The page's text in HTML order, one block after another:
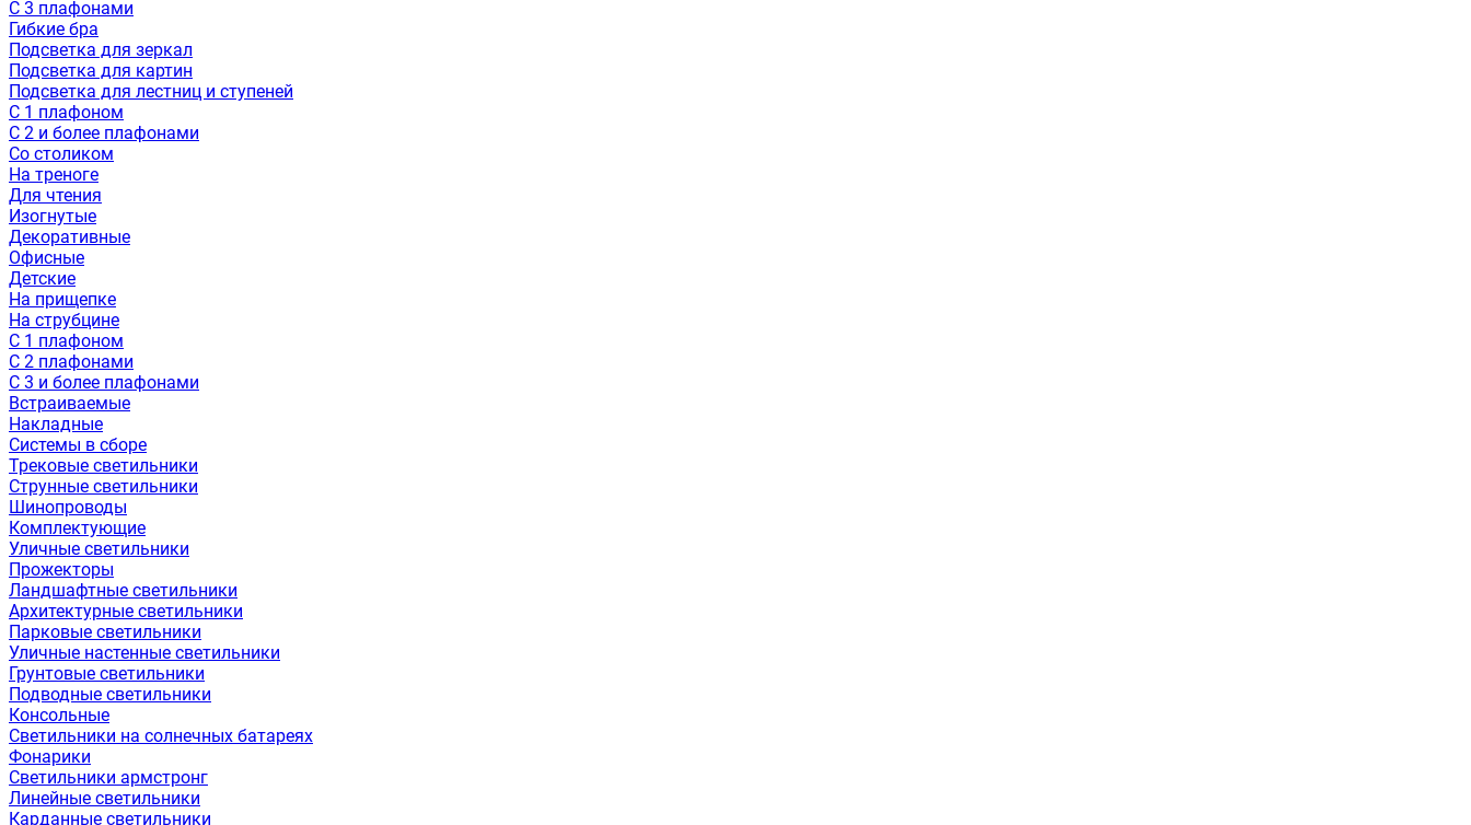
С 3 плафонами
Гибкие бра
Подсветка для зеркал
Подсветка для картин
Подсветка для лестниц и ступеней
С 1 плафоном
С 2 и более плафонами
Со столиком
На треноге
Для чтения
Изогнутые
Декоративные
Офисные
Детские
На прищепке
На струбцине
С 1 плафоном
С 2 плафонами
С 3 и более плафонами
Встраиваемые
Накладные
Системы в сборе
Трековые светильники
Струнные светильники
Шинопроводы
Комплектующие
Уличные светильники
Прожекторы
Ландшафтные светильники
Архитектурные светильники
Парковые светильники
Уличные настенные светильники
Грунтовые светильники
Подводные светильники
Консольные
Светильники на солнечных батареях
Фонарики
Светильники армстронг
Линейные светильники
Карданные светильники